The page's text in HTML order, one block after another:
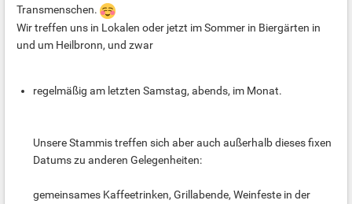
Transmenschen.
Wir treffen uns in Lokalen oder jetzt im Sommer in Biergärten in
und um Heilbronn, und zwar
regelmäßig am letzten Samstag, abends, im Monat.
Unsere Stammis treffen sich aber auch außerhalb dieses fixen
Datums zu anderen Gelegenheiten:
gemeinsames Kaffeetrinken, Grillabende, Weinfeste in der